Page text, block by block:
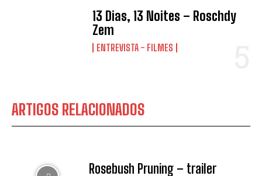
13 Dias, 13 Noites – Roschdy
Zem
ENTREVISTA - FILMES
ARTIGOS RELACIONADOS
Rosebush Pruning – trailer